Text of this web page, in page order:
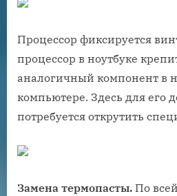
Процессор фиксируется
процессор в ноутбуке
аналогичный компонент в
компьютере. Здесь для его
потребуется открутить
Замена термопасты. По